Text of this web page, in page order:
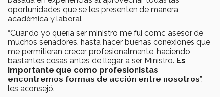
oportunidades que se les presenten de manera
académica y laboral.
“Cuando yo quería ser ministro me fui como asesor de
muchos senadores, hasta hacer buenas conexiones que
me permitieran crecer profesionalmente, haciendo
bastantes cosas antes de llegar a ser Ministro. Es
importante que como profesionistas
encontremos formas de acción entre nosotros”,
les aconsejó.